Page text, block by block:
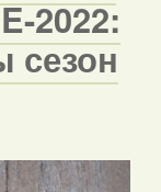
2022:
сезон